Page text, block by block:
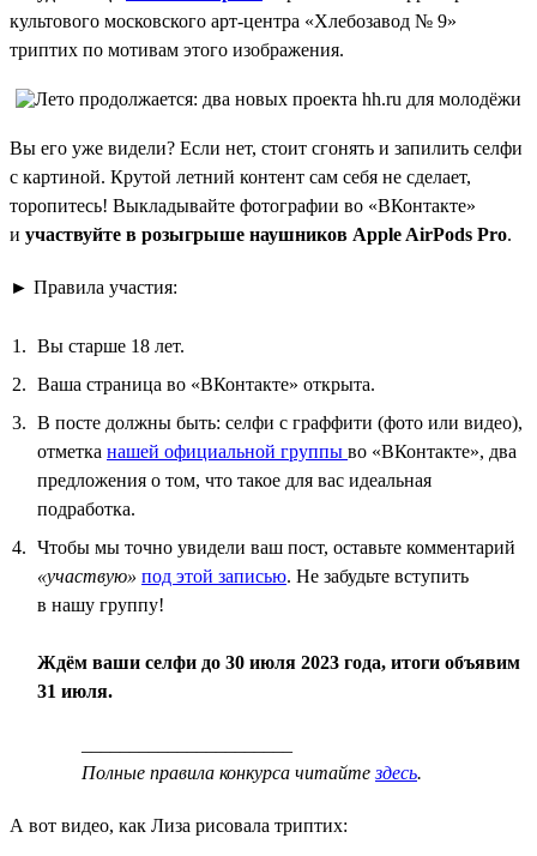
культового московского арт-центра «Хлебозавод № 9»
триптих по мотивам этого изображения.
Вы его уже видели? Если нет, стоит сгонять и запилить селфи
с картиной. Крутой летний контент сам себя не сделает,
торопитесь! Выкладывайте фотографии во «ВКонтакте»
и участвуйте в розыгрыше наушников Apple AirPods Pro.
► Правила участия:
Вы старше 18 лет.
Ваша страница во «ВКонтакте» открыта.
В посте должны быть: селфи с граффити (фото или видео),
отметка нашей официальной группы во «ВКонтакте», два
предложения о том, что такое для вас идеальная
подработка.
Чтобы мы точно увидели ваш пост, оставьте комментарий
«участвую» под этой записью. Не забудьте вступить
в нашу группу!
Ждём ваши селфи до 30 июля 2023 года, итоги объявим
31 июля.
Полные правила конкурса читайтездесь.
А вот видео, как Лиза рисовала триптих: